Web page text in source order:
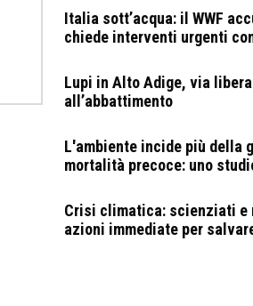
Italia sott’acqua: il WWF
chiede interventi urgenti
Lupi in Alto Adige, via
all’abbattimento
L'ambiente incide più della
mortalità precoce: uno
Crisi climatica: scienziati e
azioni immediate per